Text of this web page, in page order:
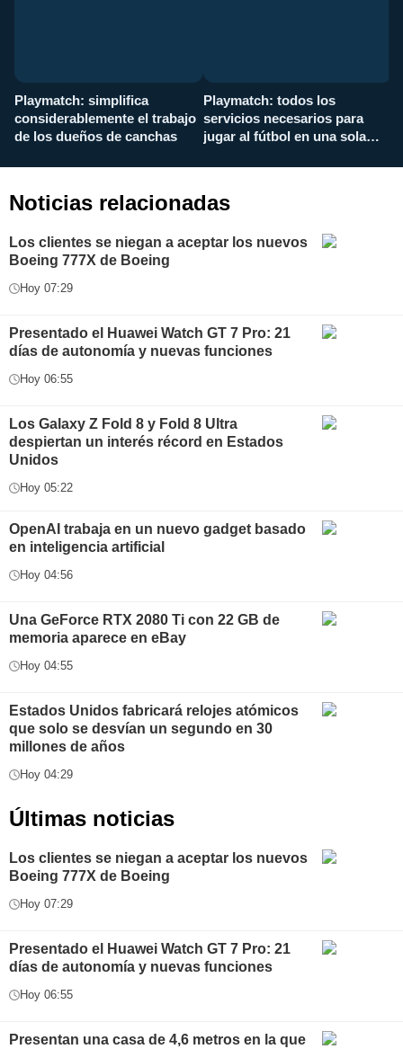
Playmatch: simplifica
considerablemente el trabajo
de los dueños de canchas
Playmatch: todos los
servicios necesarios para
jugar al fútbol en una sola
Noticias relacionadas
Los clientes se niegan a aceptar los nuevos
Boeing 777X de Boeing
Hoy 07:29
Presentado el Huawei Watch GT 7 Pro: 21
días de autonomía y nuevas funciones
Hoy 06:55
Los Galaxy Z Fold 8 y Fold 8 Ultra
despiertan un interés récord en Estados
Unidos
Hoy 05:22
OpenAI trabaja en un nuevo gadget basado
en inteligencia artificial
Hoy 04:56
Una GeForce RTX 2080 Ti con 22 GB de
memoria aparece en eBay
Hoy 04:55
Estados Unidos fabricará relojes atómicos
que solo se desvían un segundo en 30
millones de años
Hoy 04:29
Últimas noticias
Los clientes se niegan a aceptar los nuevos
Boeing 777X de Boeing
Hoy 07:29
Presentado el Huawei Watch GT 7 Pro: 21
días de autonomía y nuevas funciones
Hoy 06:55
Presentan una casa de 4,6 metros en la que